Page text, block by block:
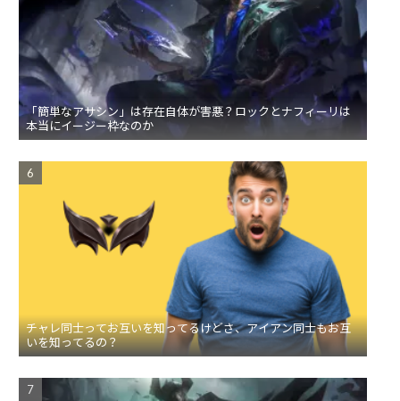
「簡単なアサシン」は存在自体が害悪？ロックとナフィーリは
本当にイージー枠なのか
チャレ同士ってお互いを知ってるけどさ、アイアン同士もお互
いを知ってるの？